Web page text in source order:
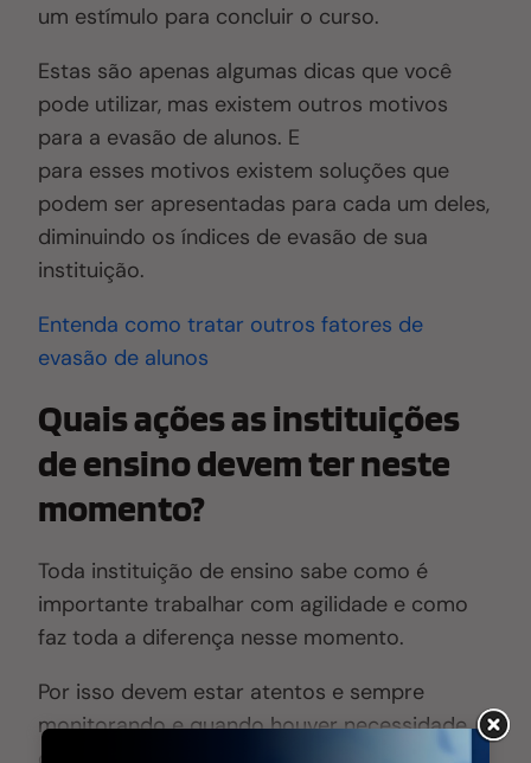
um estímulo para concluir o curso.
Estas são apenas algumas dicas que você
pode utilizar, mas existem outros motivos
para a evasão de alunos. E
para esses motivos existem soluções que
podem ser apresentadas para cada um deles,
diminuindo os índices de evasão de sua
instituição.
Entenda como tratar outros fatores de
evasão de alunos
Quais ações as instituições
de ensino devem ter neste
momento?
Toda instituição de ensino sabe como é
importante trabalhar com agilidade e como
faz toda a diferença nesse momento.
Por isso devem estar atentos e sempre
monitorando e quando houver necessidade